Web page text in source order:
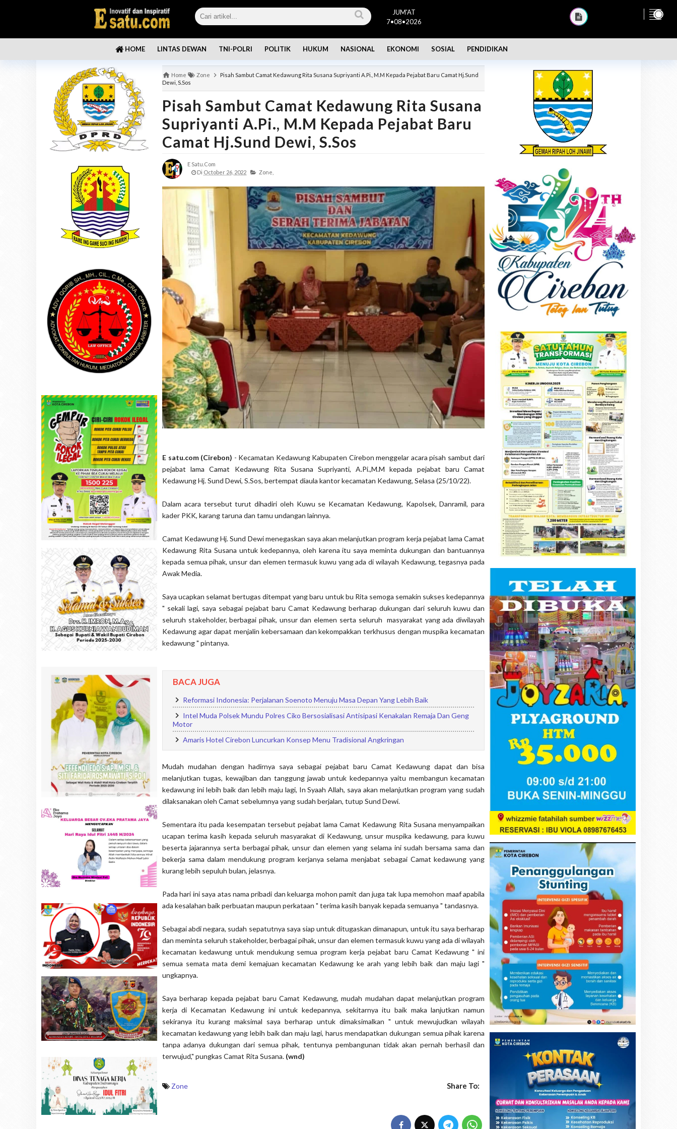
JUM'AT
7•08•2026
HOME LINTAS DEWAN TNI-POLRI POLITIK HUKUM NASIONAL EKONOMI SOSIAL PENDIDIKAN
Home Zone
Pisah Sambut Camat Kedawung Rita Susana Supriyanti A.Pi., M.M Kepada Pejabat Baru Camat Hj.Sund
Dewi, S.Sos
Pisah Sambut Camat Kedawung Rita Susana
Supriyanti A.Pi., M.M Kepada Pejabat Baru
Camat Hj.Sund Dewi, S.Sos
E Satu.com
Di October 26, 2022 Zone,
E satu.com (Cirebon) - Kecamatan Kedawung Kabupaten Cirebon menggelar acara pisah sambut dari
pejabat lama Camat Kedawung Rita Susana Supriyanti, A.Pi.,M.M kepada pejabat baru Camat
Kedawung Hj. Sund Dewi, S.Sos, bertempat diaula kantor kecamatan Kedawung, Selasa (25/10/22).
Dalam acara tersebut turut dihadiri oleh Kuwu se Kecamatan Kedawung, Kapolsek, Danramil, para
kader PKK, karang taruna dan tamu undangan lainnya.
Camat Kedawung Hj. Sund Dewi menegaskan saya akan melanjutkan program kerja pejabat lama Camat
Kedawung Rita Susana untuk kedepannya, oleh karena itu saya meminta dukungan dan bantuannya
kepada semua pihak, unsur dan elemen termasuk kuwu yang ada di wilayah Kedawung, tegasnya pada
Awak Media.
Saya ucapkan selamat bertugas ditempat yang baru untuk bu Rita semoga semakin sukses kedepannya
" sekali lagi, saya sebagai pejabat baru Camat Kedawung berharap dukungan dari seluruh kuwu dan
seluruh stakeholder, berbagai pihak, unsur dan elemen serta seluruh masyarakat yang ada diwilayah
Kedawung agar dapat menjalin kebersamaan dan kekompakkan terkhusus dengan muspika kecamatan
kedawung " pintanya.
BACA JUGA
Reformasi Indonesia: Perjalanan Soenoto Menuju Masa Depan Yang Lebih Baik
Intel Muda Polsek Mundu Polres Ciko Bersosialisasi Antisipasi Kenakalan Remaja Dan Geng
Motor
Amaris Hotel Cirebon Luncurkan Konsep Menu Tradisional Angkringan
Mudah mudahan dengan hadirnya saya sebagai pejabat baru Camat Kedawung dapat dan bisa
melanjutkan tugas, kewajiban dan tanggung jawab untuk kedepannya yaitu membangun kecamatan
kedawung ini lebih baik dan lebih maju lagi, In Syaah Allah, saya akan melanjutkan program yang sudah
dilaksanakan oleh Camat sebelumnya yang sudah berjalan, tutup Sund Dewi.
Sementara itu pada kesempatan tersebut pejabat lama Camat Kedawung Rita Susana menyampaikan
ucapan terima kasih kepada seluruh masyarakat di Kedawung, unsur muspika kedawung, para kuwu
beserta jajarannya serta berbagai pihak, unsur dan elemen yang selama ini sudah bersama sama dan
bekerja sama dalam mendukung program kerjanya selama menjabat sebagai Camat kedawung yang
kurang lebih sepuluh bulan, jelasnya.
Pada hari ini saya atas nama pribadi dan keluarga mohon pamit dan juga tak lupa memohon maaf apabila
ada kesalahan baik perbuatan maupun perkataan " terima kasih banyak kepada semuanya " tandasnya.
Sebagai abdi negara, sudah sepatutnya saya siap untuk ditugaskan dimanapun, untuk itu saya berharap
dan meminta seluruh stakeholder, berbagai pihak, unsur dan elemen termasuk kuwu yang ada di wilayah
kecamatan kedawung untuk mendukung semua program kerja pejabat baru Camat Kedawung " ini
semua semata mata demi kemajuan kecamatan Kedawung ke arah yang lebih baik dan maju lagi "
ungkapnya.
Saya berharap kepada pejabat baru Camat Kedawung, mudah mudahan dapat melanjutkan program
kerja di Kecamatan Kedawung ini untuk kedepannya, sekitarnya itu baik maka lanjutkan namun
sekiranya itu kurang maksimal saya berharap untuk dimaksimalkan " untuk mewujudkan wilayah
kecamatan kedawung yang lebih baik dan maju lagi, harus mendapatkan dukungan semua pihak karena
tanpa adanya dukungan dari semua pihak, tentunya pembangunan tidak akan pernah berhasil dan
terwujud," pungkas Camat Rita Susana. (wnd)
Zone Share To: